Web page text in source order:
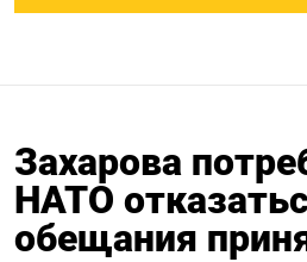
Захарова
НАТО
обещания